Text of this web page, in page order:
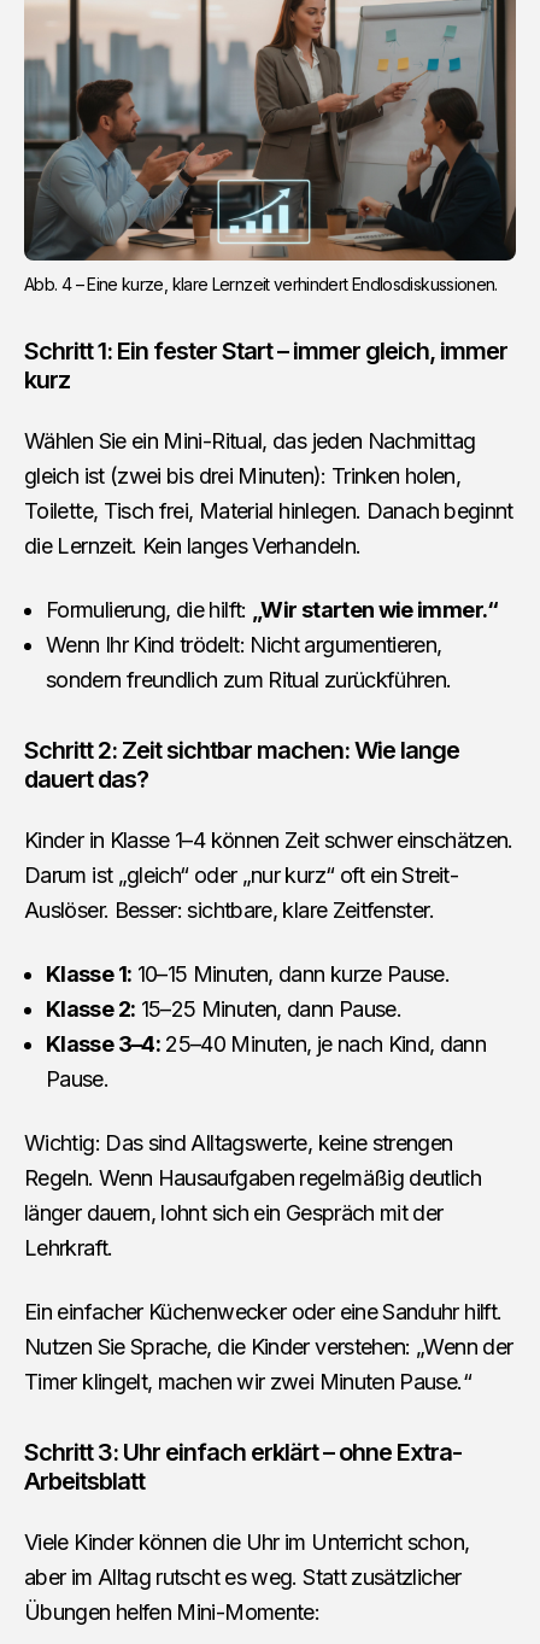
Abb. 4 – Eine kurze, klare Lernzeit verhindert Endlosdiskussionen.
Schritt 1: Ein fester Start – immer gleich, immer
kurz
Wählen Sie ein Mini-Ritual, das jeden Nachmittag
gleich ist (zwei bis drei Minuten): Trinken holen,
Toilette, Tisch frei, Material hinlegen. Danach beginnt
die Lernzeit. Kein langes Verhandeln.
Formulierung, die hilft:
„Wir starten wie immer.“
Wenn Ihr Kind trödelt: Nicht argumentieren,
sondern freundlich zum Ritual zurückführen.
Schritt 2: Zeit sichtbar machen: Wie lange
dauert das?
Kinder in Klasse 1–4 können Zeit schwer einschätzen.
Darum ist „gleich“ oder „nur kurz“ oft ein Streit-
Auslöser. Besser: sichtbare, klare Zeitfenster.
Klasse 1: 10–15 Minuten, dann kurze Pause.
Klasse 2: 15–25 Minuten, dann Pause.
Klasse 3–4:25–40 Minuten, je nach Kind, dann
Pause.
Wichtig: Das sind Alltagswerte, keine strengen
Regeln. Wenn Hausaufgaben regelmäßig deutlich
länger dauern, lohnt sich ein Gespräch mit der
Lehrkraft.
Ein einfacher Küchenwecker oder eine Sanduhr hilft.
Nutzen Sie Sprache, die Kinder verstehen: „Wenn der
Timer klingelt, machen wir zwei Minuten Pause.“
Schritt 3: Uhr einfach erklärt – ohne Extra-
Arbeitsblatt
Viele Kinder können die Uhr im Unterricht schon,
aber im Alltag rutscht es weg. Statt zusätzlicher
Übungen helfen Mini-Momente: